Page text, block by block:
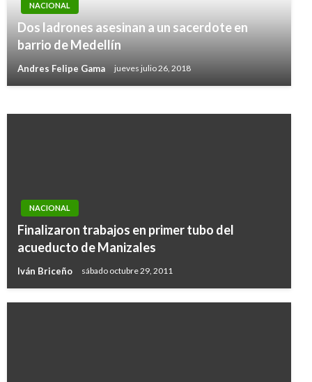
NACIONAL
Dos ladrones asesinan a un sacerdote en
barrio de Medellín
Andres Felipe Gama jueves julio 26, 2018
Mintransporte denuncia que están utilizando
NACIONAL
Finalizaron trabajos en primer tubo del
acueducto de Manizales
Iván Briceño sábado octubre 29, 2011